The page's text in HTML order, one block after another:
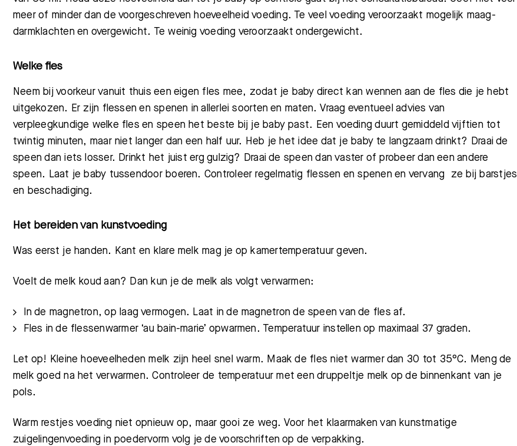
meer of minder dan de voorgeschreven hoeveelheid voeding. Te veel voeding veroorzaakt mogelijk maag-
darmklachten en overgewicht. Te weinig voeding veroorzaakt ondergewicht.
Welke fles
Neem bij voorkeur vanuit thuis een eigen fles mee, zodat je baby direct kan wennen aan de fles die je hebt
uitgekozen. Er zijn flessen en spenen in allerlei soorten en maten. Vraag eventueel advies van
verpleegkundige welke fles en speen het beste bij je baby past. Een voeding duurt gemiddeld vijftien tot
twintig minuten, maar niet langer dan een half uur. Heb je het idee dat je baby te langzaam drinkt? Draai de
speen dan iets losser. Drinkt het juist erg gulzig? Draai de speen dan vaster of probeer dan een andere
speen. Laat je baby tussendoor boeren. Controleer regelmatig flessen en spenen en vervang ze bij barstjes
en beschadiging.
Het bereiden van kunstvoeding
Was eerst je handen. Kant en klare melk mag je op kamertemperatuur geven.
Voelt de melk koud aan? Dan kun je de melk als volgt verwarmen:
In de magnetron, op laag vermogen. Laat in de magnetron de speen van de fles af.
Fles in de flessenwarmer ‘au bain-marie’ opwarmen. Temperatuur instellen op maximaal 37 graden.
Let op! Kleine hoeveelheden melk zijn heel snel warm. Maak de fles niet warmer dan 30 tot 35°C. Meng de
melk goed na het verwarmen. Controleer de temperatuur met een druppeltje melk op de binnenkant van je
pols.
Warm restjes voeding niet opnieuw op, maar gooi ze weg. Voor het klaarmaken van kunstmatige
zuigelingenvoeding in poedervorm volg je de voorschriften op de verpakking.